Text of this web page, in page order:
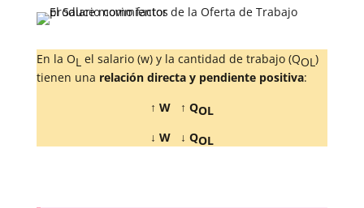
En la OL el salario (w) y la cantidad de trabajo (QOL)
tienen una relación directa y pendiente positiva:
↑ W ↑ QOL
↓ W ↓ QOL